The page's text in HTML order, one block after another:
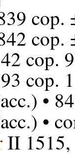
cop.
cop.
cop.
cop.
•
•
II 1515,